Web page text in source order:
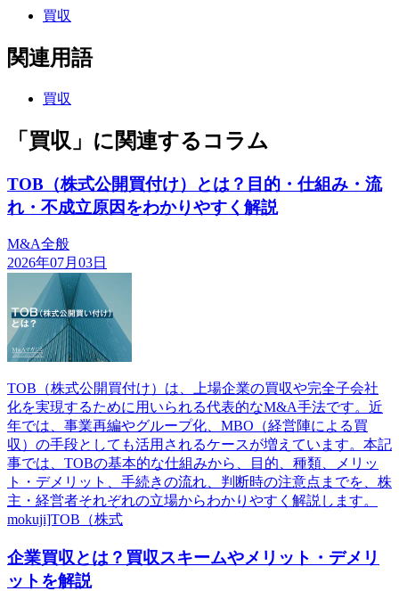
買収
関連用語
買収
「買収」に関連するコラム
TOB（株式公開買付け）とは？目的・仕組み・流
れ・不成立原因をわかりやすく解説
M&A全般
2026年07月03日
TOB（株式公開買付け）は、上場企業の買収や完全子会社
化を実現するために用いられる代表的なM&A手法です。近
年では、事業再編やグループ化、MBO（経営陣による買
収）の手段としても活用されるケースが増えています。本記
事では、TOBの基本的な仕組みから、目的、種類、メリッ
ト・デメリット、手続きの流れ、判断時の注意点までを、株
主・経営者それぞれの立場からわかりやすく解説します。
mokuji]TOB（株式
企業買収とは？買収スキームやメリット・デメリ
ットを解説